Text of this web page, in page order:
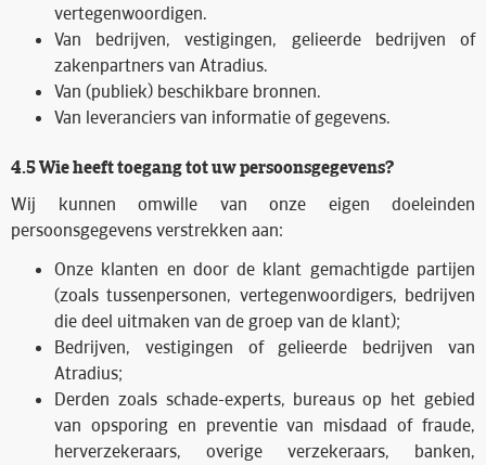
vertegenwoordigen.
Van bedrijven, vestigingen, gelieerde bedrijven of
zakenpartners van Atradius.
Van (publiek) beschikbare bronnen.
Van leveranciers van informatie of gegevens.
4.5 Wie heeft toegang tot uw persoonsgegevens?
Wij kunnen omwille van onze eigen doeleinden
persoonsgegevens verstrekken aan:
Onze klanten en door de klant gemachtigde partijen
(zoals tussenpersonen, vertegenwoordigers, bedrijven
die deel uitmaken van de groep van de klant);
Bedrijven, vestigingen of gelieerde bedrijven van
Atradius;
Derden zoals schade-experts, bureaus op het gebied
van opsporing en preventie van misdaad of fraude,
herverzekeraars, overige verzekeraars, banken,